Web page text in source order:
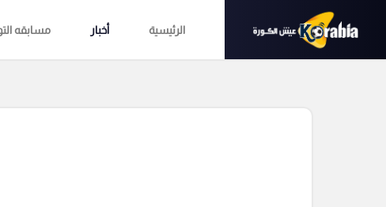
الرئيسية أخبار مسابقه